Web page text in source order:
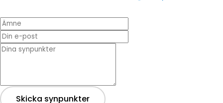
Ämne
Din e-post
* Dina synpunkter
Skicka synpunkter